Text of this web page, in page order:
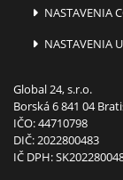
NASTAVENIA
NASTAVENIA
Global 24, s.r.o.
Borská 6 841 04
IČO: 44710798
DIČ: 2022800483
IČ DPH: